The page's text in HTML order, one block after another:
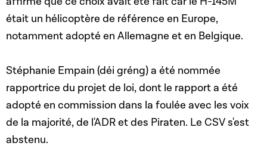
était un hélicoptère de référence en Europe,
notamment adopté en Allemagne et en Belgique.
Stéphanie Empain (déi gréng) a été nommée
rapportrice du projet de loi, dont le rapport a été
adopté en commission dans la foulée avec les voix
de la majorité, de l'ADR et des Piraten. Le CSV s'est
abstenu.